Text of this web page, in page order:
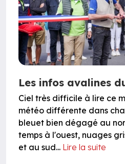
Les infos avalines
Ciel très difficile à lire ce
météo différente dans
bleuet bien dégagé au
temps à l'ouest, nuages
et au sud... Lire la suite